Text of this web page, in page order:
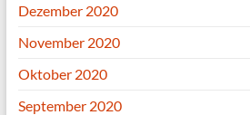
Dezember 2020
November 2020
Oktober 2020
September 2020